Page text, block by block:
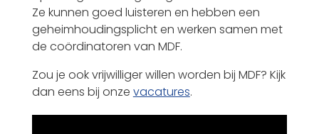
Ze kunnen goed luisteren en hebben een
geheimhoudingsplicht en werken samen met
de coördinatoren van MDF.
Zou je ook vrijwilliger willen worden bij MDF? Kijk
dan eens bij onze vacatures.